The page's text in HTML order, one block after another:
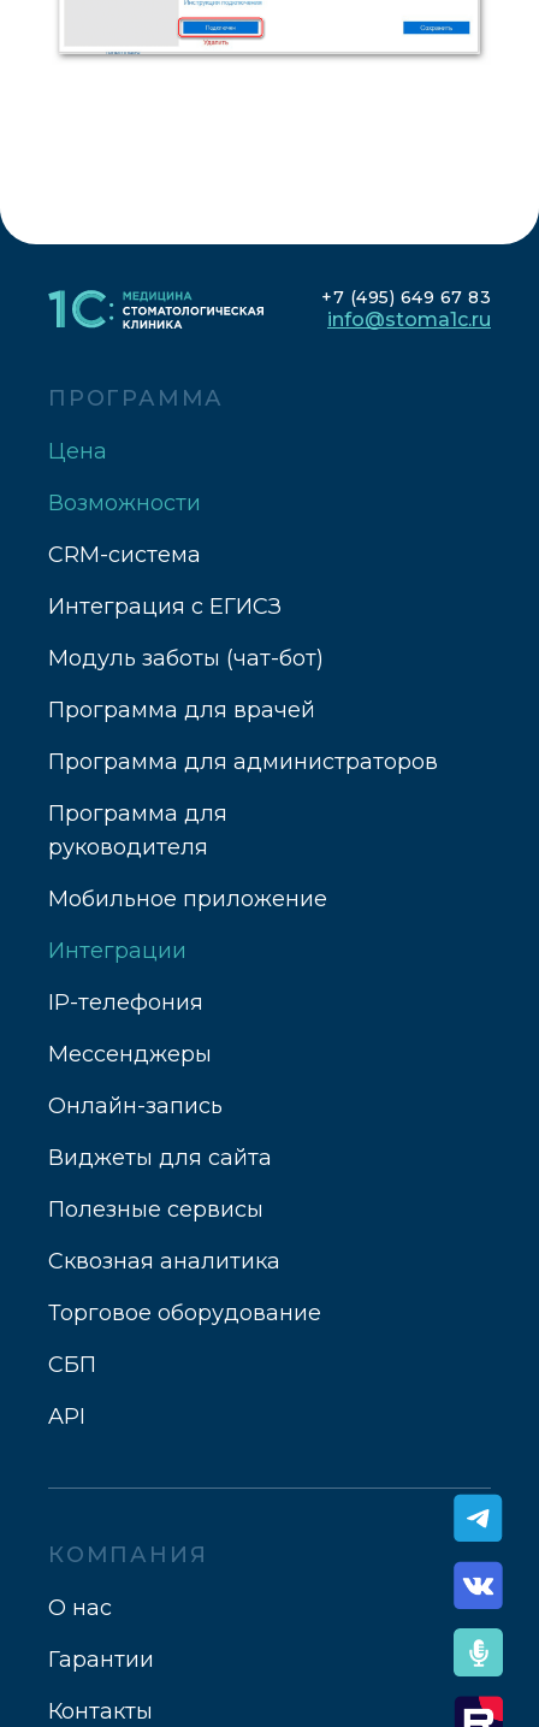
+7 (495) 649 67 83
info@stoma1c.ru
ПРОГРАММА
Цена
Возможности
CRM-система
Интеграция с ЕГИСЗ
Модуль заботы (чат-бот)
Программа для врачей
Программа для администраторов
Программа для
руководителя
Мобильное приложение
Интеграции
IP-телефония
Мессенджеры
Онлайн-запись
Виджеты для сайта
Полезные сервисы
Сквозная аналитика
Торговое оборудование
СБП
API
КОМПАНИЯ
О нас
Гарантии
Контакты